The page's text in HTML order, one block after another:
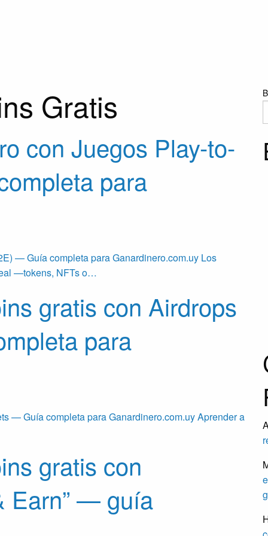
Gratis
con Juegos Play-to-
para
— Guía completa para Ganardinero.com.uy Los
—tokens, NFTs o…
gratis con Airdrops
para
— Guía completa para Ganardinero.com.uy Aprender a
gratis con
Earn” — guía